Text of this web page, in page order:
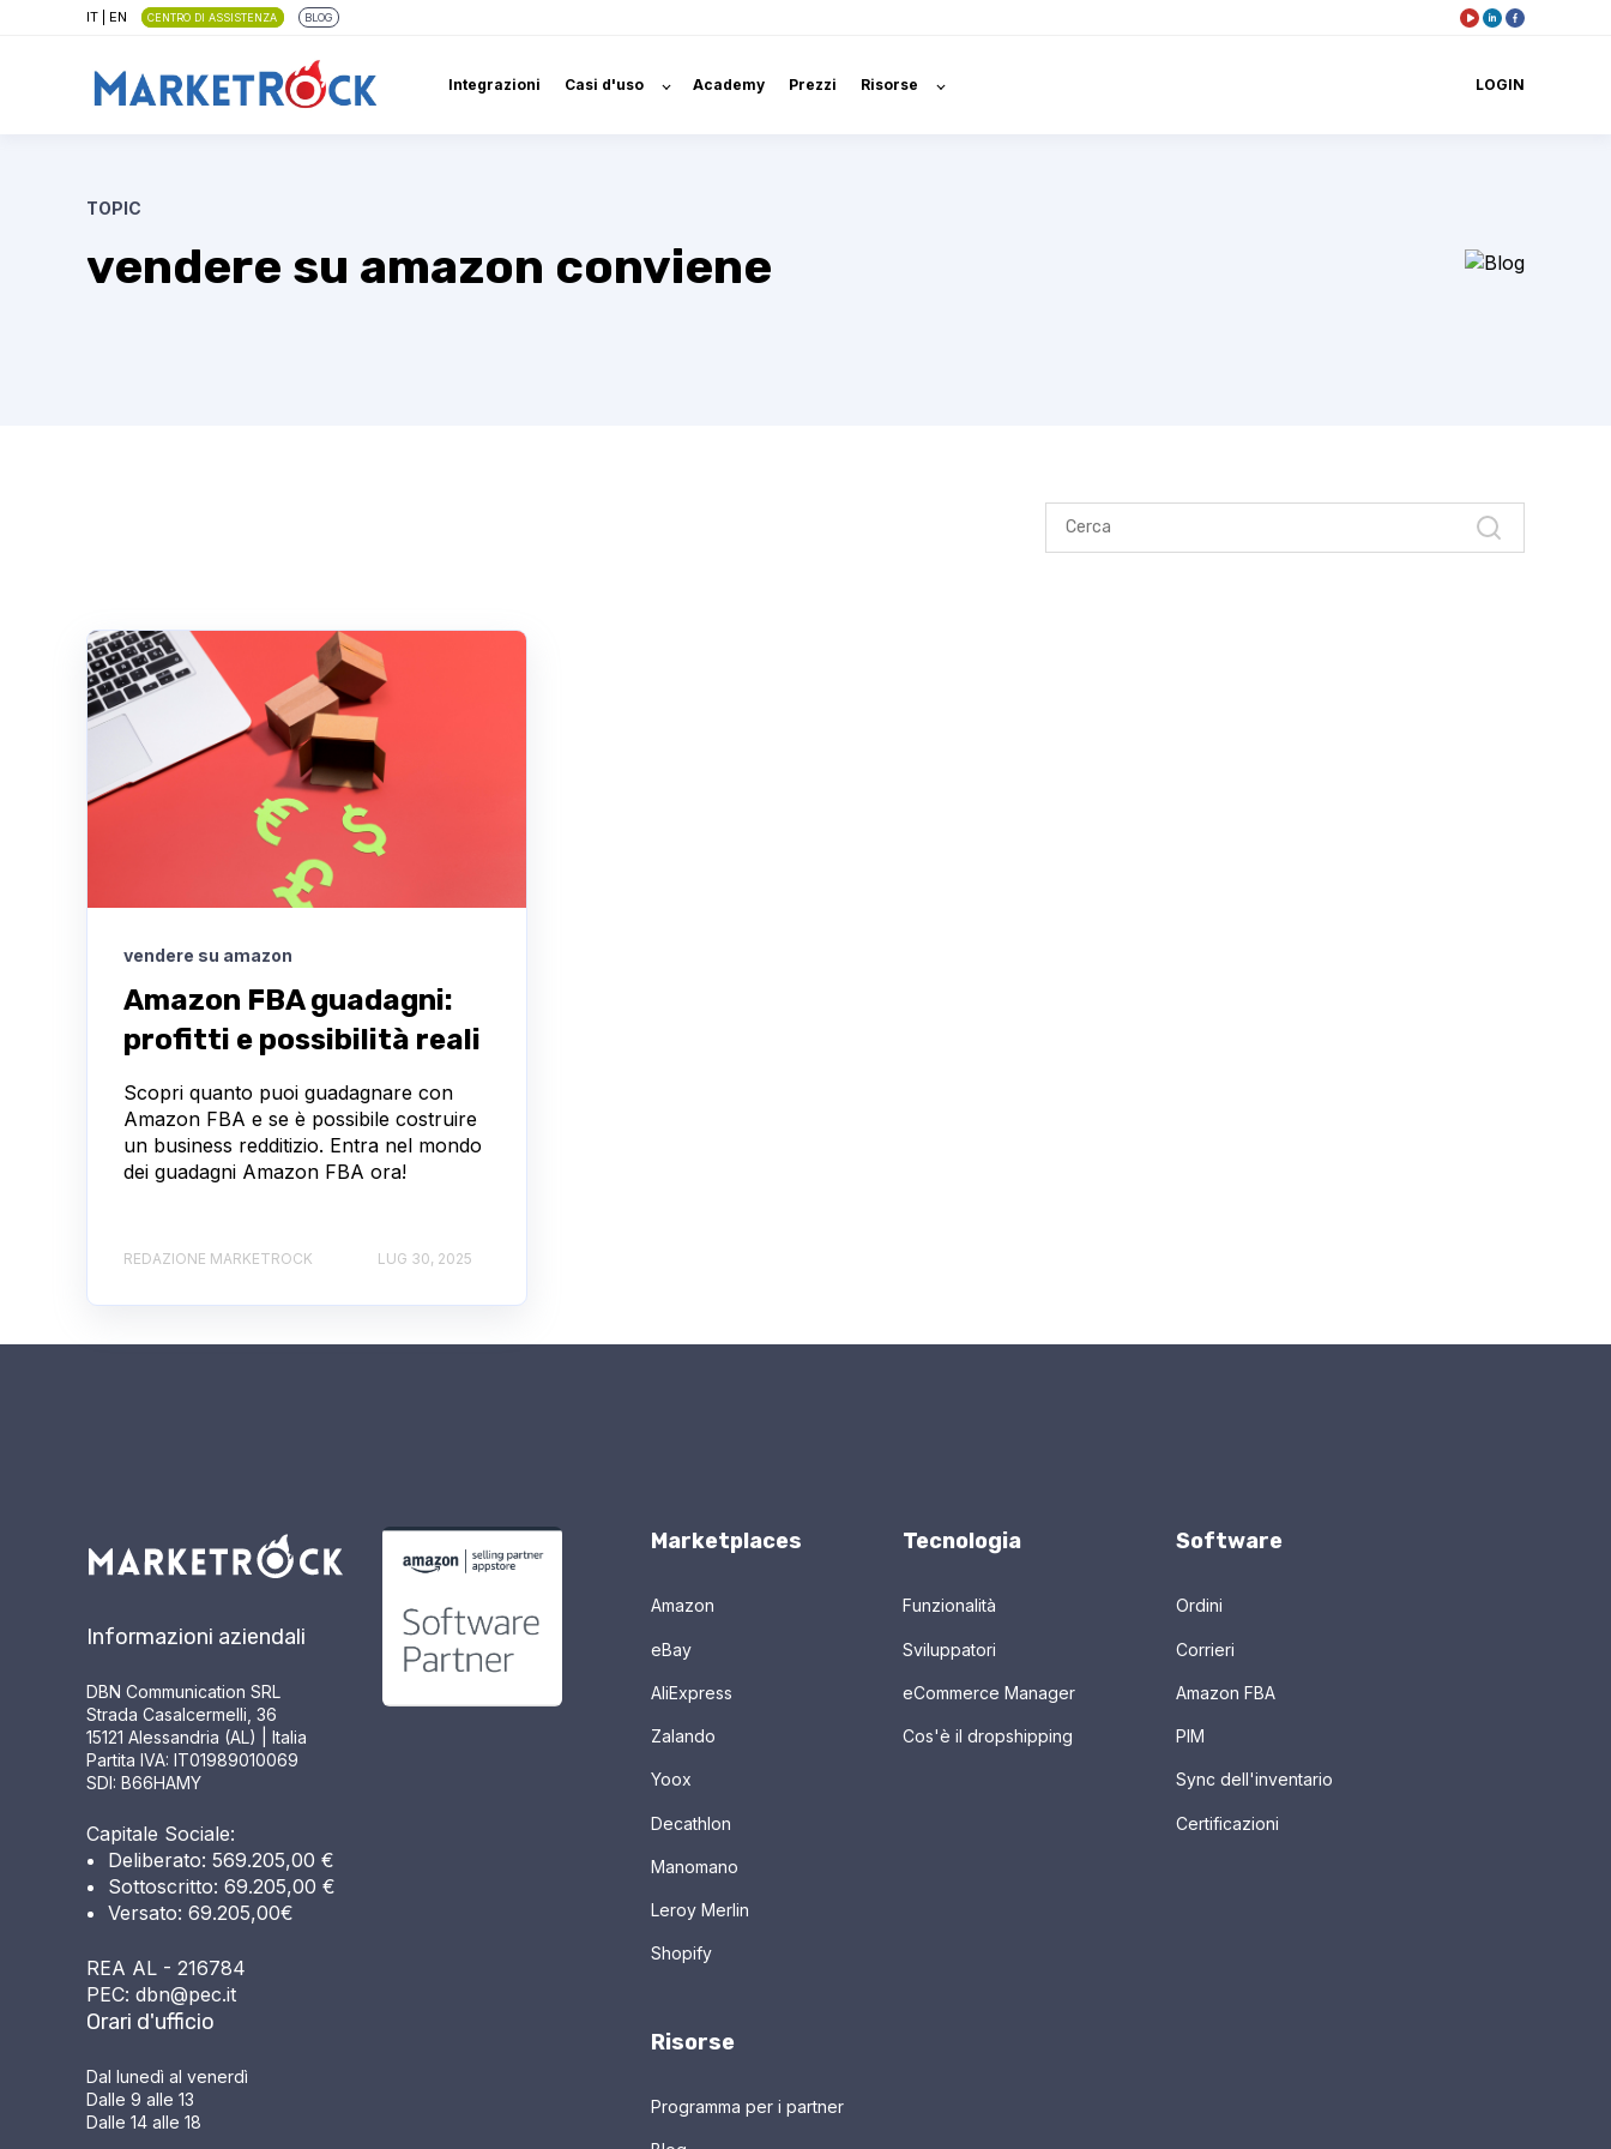
IT EN CENTRO DI ASSISTENZA BLOG
Integrazioni Casi d'uso Academy Prezzi Risorse LOGIN
TOPIC
vendere su amazon conviene
vendere su amazon
Amazon FBA guadagni:
profitti e possibilità reali
Scopri quanto puoi guadagnare con
Amazon FBA e se è possibile costruire
un business redditizio. Entra nel mondo
dei guadagni Amazon FBA ora!
REDAZIONE MARKETROCK LUG 30, 2025
Informazioni aziendali
DBN Communication SRL
Strada Casalcermelli, 36
15121 Alessandria (AL) | Italia
Partita IVA: IT01989010069
SDI: B66HAMY
Capitale Sociale:
Deliberato: 569.205,00 €
Sottoscritto: 69.205,00 €
Versato: 69.205,00€
REA AL - 216784
PEC: dbn@pec.it
Orari d'ufficio
Dal lunedì al venerdì
Dalle 9 alle 13
Dalle 14 alle 18
Marketplaces
Amazon
eBay
AliExpress
Zalando
Yoox
Decathlon
Manomano
Leroy Merlin
Shopify
Tecnologia
Funzionalità
Sviluppatori
eCommerce Manager
Cos'è il dropshipping
Software
Ordini
Corrieri
Amazon FBA
PIM
Sync dell'inventario
Certificazioni
Risorse
Programma per i partner